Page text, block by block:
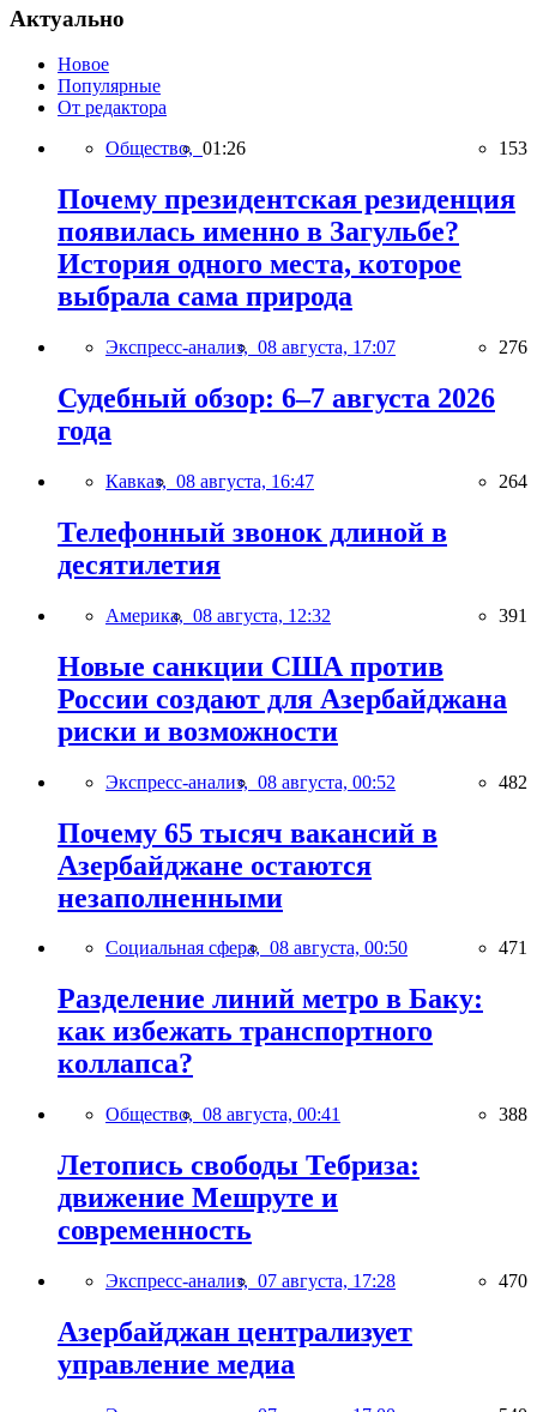
Актуально
Новое
Популярные
От редактора
Общество, 01:26 153
Почему президентская резиденция
появилась именно в Загульбе?
История одного места, которое
выбрала сама природа
Экспресс-анализ, 08 августа, 17:07 276
Судебный обзор: 6–7 августа 2026
года
Кавказ, 08 августа, 16:47 264
Телефонный звонок длиной в
десятилетия
Америка, 08 августа, 12:32 391
Новые санкции США против
России создают для Азербайджана
риски и возможности
Экспресс-анализ, 08 августа, 00:52 482
Почему 65 тысяч вакансий в
Азербайджане остаются
незаполненными
Социальная сфера, 08 августа, 00:50 471
Разделение линий метро в Баку:
как избежать транспортного
коллапса?
Общество, 08 августа, 00:41 388
Летопись свободы Тебриза:
движение Мешруте и
современность
Экспресс-анализ, 07 августа, 17:28 470
Азербайджан централизует
управление медиа